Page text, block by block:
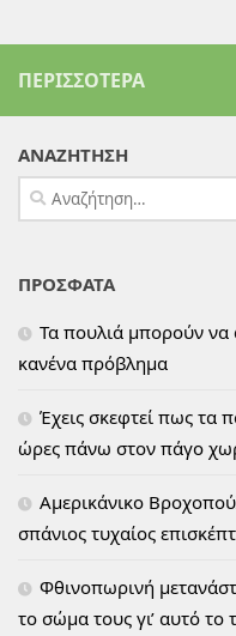
ΠΕΡΙΣΣΌΤΕΡΑ
ΑΝΑΖΗΤΗΣΗ
Αναζήτηση
για:
ΠΡΟΣΦΑΤΑ
Τα πουλιά μπορούν να
κανένα πρόβλημα
Έχεις σκεφτεί πως τα
ώρες πάνω στον πάγο
Αμερικάνικο
σπάνιος τυχαίος
Φθινοπωρινή
το σώμα τους γι’ αυτό το